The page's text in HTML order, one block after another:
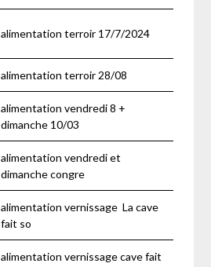
alimentation terroir 17/7/2024
alimentation terroir 28/08
alimentation vendredi 8 +
dimanche 10/03
alimentation vendredi et
dimanche congre
alimentation vernissage La cave
fait so
alimentation vernissage cave fait